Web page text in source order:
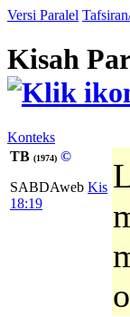
Versi Paralel
Kisah
Konteks
TB (1974) ©
SABDAweb Kis
18:19